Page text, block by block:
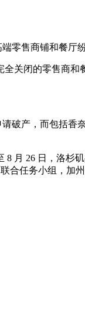
零售商铺和餐厅
全关闭的零售商
破产，而包括香
月 26 日，洛杉
任务小组，加